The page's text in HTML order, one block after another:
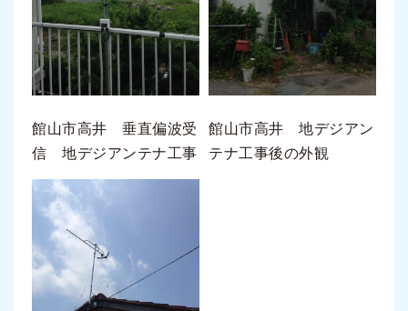
館山市高井 垂直偏波受
信 地デジアンテナ工事
館山市高井 地デジアン
テナ工事後の外観